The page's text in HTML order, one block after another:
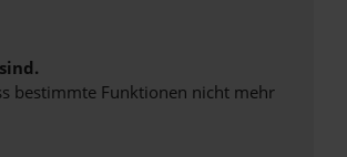
bestimmte Funktionen nicht mehr